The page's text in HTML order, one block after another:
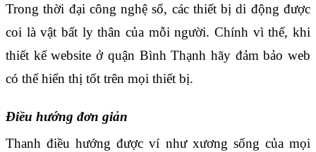
Trong thời đại công nghệ số, các thiết bị di động được
coi là vật bất ly thân của mỗi người. Chính vì thế, khi
thiết kế website ở quận Bình Thạnh hãy đảm bảo web
có thể hiển thị tốt trên mọi thiết bị.
Điều hướng đơn giản
Thanh điều hướng được ví như xương sống của mọi